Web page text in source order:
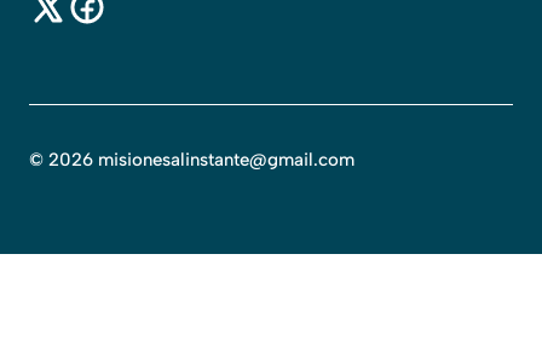
© 2026 misionesalinstante@gmail.com